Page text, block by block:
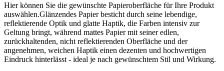
Hier können Sie die gewünschte Papieroberfläche für Ihre Produkt
auswählen.Glänzendes Papier besticht durch seine lebendige,
reflektierende Optik und glatte Haptik, die Farben intensiv zur
Geltung bringt, während mattes Papier mit seiner edlen,
zurückhaltenden, nicht reflektierenden Oberfläche und der
angenehmen, weichen Haptik einen dezenten und hochwertigen
Eindruck hinterlässt - ideal je nach gewünschtem Stil und Wirkung.